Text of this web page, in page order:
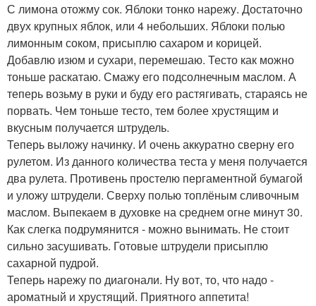
С лимона отожму сок. Яблоки тонко нарежу. Достаточно
двух крупных яблок, или 4 небольших. Яблоки полью
лимонным соком, присыплю сахаром и корицей.
Добавлю изюм и сухари, перемешаю. Тесто как можно
тоньше раскатаю. Смажу его подсолнечным маслом. А
теперь возьму в руки и буду его растягивать, стараясь не
порвать. Чем тоньше тесто, тем более хрустящим и
вкусным получается штрудель.
Теперь выложу начинку. И очень аккуратно сверну его
рулетом. Из данного количества теста у меня получается
два рулета. Противень простелю пергаментной бумагой
и уложу штрудели. Сверху полью топлёным сливочным
маслом. Выпекаем в духовке на среднем огне минут 30.
Как слегка подрумянится - можно вынимать. Не стоит
сильно засушивать. Готовые штрудели присыплю
сахарной пудрой.
Теперь нарежу по диагонали. Ну вот, то, что надо -
ароматный и хрустящий. Приятного аппетита!